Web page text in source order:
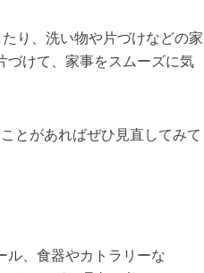
り、洗い物や片づけなどの家
づけて、家事をスムーズに気
とがあればぜひ見直してみて
ル、食器やカトラリーな